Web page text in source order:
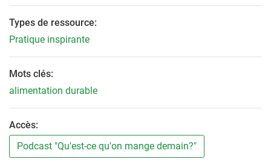
Types de ressource:
Pratique inspirante
Mots clés:
alimentation durable
Accès:
Podcast "Qu'est-ce qu'on mange demain?"